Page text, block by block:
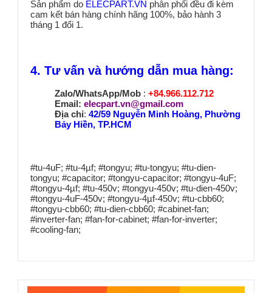
Sản phẩm do ELECPART.VN phân phối đều đi kèm
cam kết bán hàng chính hãng 100%, bảo hành 3
tháng 1 đổi 1.
4. Tư vấn và hướng dẫn mua hàng:
Zalo/WhatsApp/Mob : +84.966.112.712
Email: elecpart.vn@gmail.com
Địa chỉ: 42/59 Nguyễn Minh Hoàng, Phường
Bảy Hiền, TP.HCM
#tu-4uF; #tu-4µf; #tongyu; #tu-tongyu; #tu-dien-
tongyu; #capacitor; #tongyu-capacitor; #tongyu-4uF;
#tongyu-4µf; #tu-450v; #tongyu-450v; #tu-dien-450v;
#tongyu-4uF-450v; #tongyu-4µf-450v; #tu-cbb60;
#tongyu-cbb60; #tu-dien-cbb60; #cabinet-fan;
#inverter-fan; #fan-for-cabinet; #fan-for-inverter;
#cooling-fan;